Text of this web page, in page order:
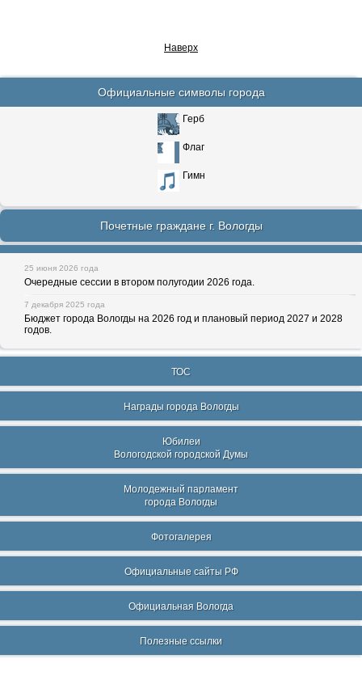
Наверх
Официальные символы города
Герб
Флаг
Гимн
Почетные граждане г. Вологды
25 июня 2026 года
Очередные сессии в втором полугодии 2026 года.
7 декабря 2025 года
Бюджет города Вологды на 2026 год и плановый период 2027 и 2028
годов.
ТОС
Награды города Вологды
Юбилеи
Вологодской городской Думы
Молодежный парламент
города Вологды
Фотогалерея
Официальные сайты РФ
Официальная Вологда
Полезные ссылки